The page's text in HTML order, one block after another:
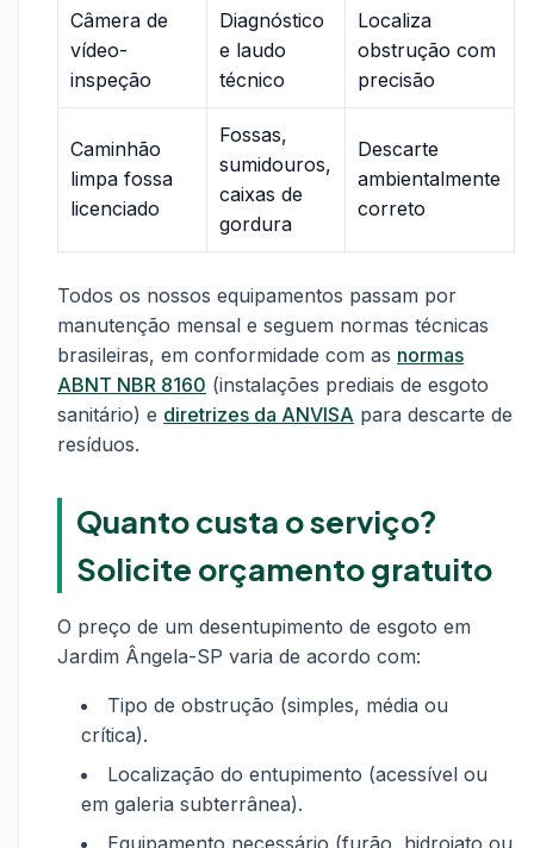
Câmera de
vídeo-
inspeção
Diagnóstico
e laudo
técnico
Localiza
obstrução com
precisão
Caminhão
limpa fossa
licenciado
Fossas,
sumidouros,
caixas de
gordura
Descarte
ambientalmente
correto
Todos os nossos equipamentos passam por
manutenção mensal e seguem normas técnicas
brasileiras, em conformidade com as normas
ABNT NBR 8160 (instalações prediais de esgoto
sanitário) e diretrizes da ANVISA para descarte de
resíduos.
Quanto custa o serviço?
Solicite orçamento gratuito
O preço de um desentupimento de esgoto em
Jardim Ângela-SP varia de acordo com:
Tipo de obstrução (simples, média ou
crítica).
Localização do entupimento (acessível ou
em galeria subterrânea).
Equipamento necessário (furão, hidrojato ou